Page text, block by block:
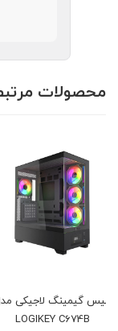
محصولات
هارد دیسک